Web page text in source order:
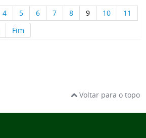
4 5 6 7 8 9 10
11
Fim
Voltar para o topo